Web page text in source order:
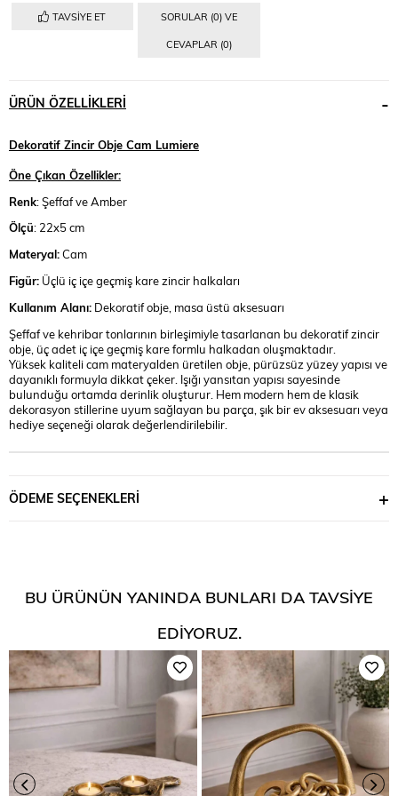
TAVSIYE ET SORULAR (0) VE
CEVAPLAR (0)
ÜRÜN ÖZELLIKLERI
Dekoratif Zincir Obje Cam Lumiere
Öne Çıkan Özellikler:
Renk: Şeffaf ve Amber
Ölçü: 22x5 cm
Materyal:Cam
Figür: Üçlü iç içe geçmiş kare zincir halkaları
Kullanım Alanı: Dekoratif obje, masa üstü aksesuarı
Şeffaf ve kehribar tonlarının birleşimiyle tasarlanan bu dekoratif zincir
obje, üç adet iç içe geçmiş kare formlu halkadan oluşmaktadır.
Yüksek kaliteli cam materyalden üretilen obje, pürüzsüz yüzey yapısı ve
dayanıklı formuyla dikkat çeker. Işığı yansıtan yapısı sayesinde
bulunduğu ortamda derinlik oluşturur. Hem modern hem de klasik
dekorasyon stillerine uyum sağlayan bu parça, şık bir ev aksesuarı veya
hediye seçeneği olarak değerlendirilebilir.
ÖDEME SEÇENEKLERI
BU ÜRÜNÜN YANINDA BUNLARI DA TAVSIYE
EDIYORUZ.